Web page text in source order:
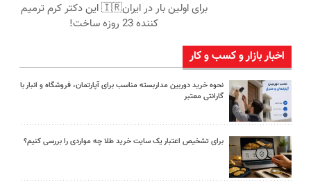
برای اولین بار در ایران🇮🇷 این دکتر کرم ترمیم
کننده 23 روزه ساخت!
اخبار بازار و کسب و کار
نحوه خرید دوربین مداربسته مناسب برای آپارتمان، فروشگاه و انبار با
گارانتی معتبر
برای تشخیص اعتبار یک سایت خرید طلا چه مواردی را بررسی کنیم؟